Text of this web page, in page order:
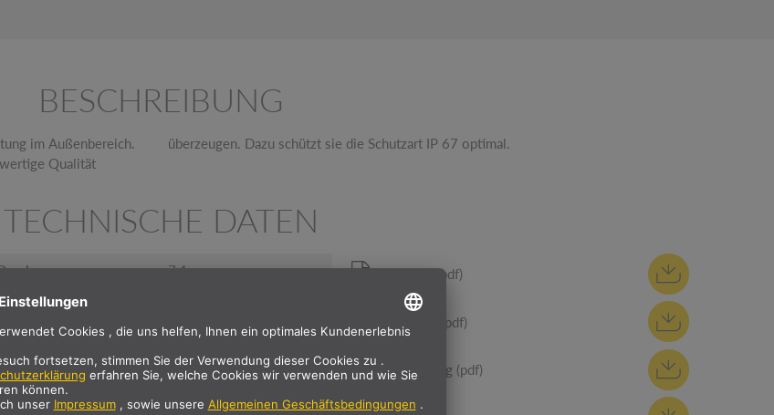
BESCHREIBUNG
im Außenbereich.
Qualität
überzeugen. Dazu schützt sie die Schutzart IP 67 optimal.
TECHNISCHE DATEN
7.1 cm
1 joule
Strom /
Spannung
24 V
Anleitung (pdf)
Datenblatt (pdf)
CE Erklärung (pdf)